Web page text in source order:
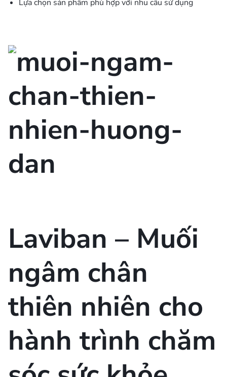
Lựa chọn sản phẩm phù hợp với nhu cầu sử dụng
Laviban – Muối
ngâm chân
thiên nhiên cho
hành trình chăm